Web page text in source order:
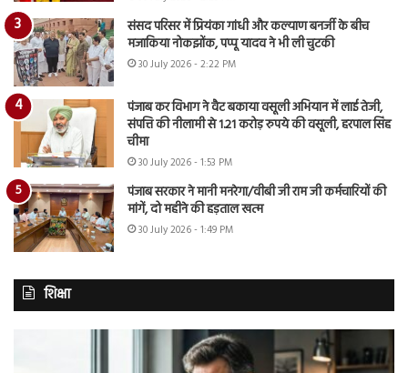
संसद परिसर में प्रियंका गांधी और कल्याण बनर्जी के बीच
मजाकिया नोकझोंक, पप्पू यादव ने भी ली चुटकी
30 July 2026 - 2:22 PM
पंजाब कर विभाग ने वैट बकाया वसूली अभियान में लाई तेजी,
संपत्ति की नीलामी से 1.21 करोड़ रुपये की वसूली, हरपाल सिंह
चीमा
30 July 2026 - 1:53 PM
पंजाब सरकार ने मानी मनरेगा/वीबी जी राम जी कर्मचारियों की
मांगें, दो महीने की हड़ताल खत्म
30 July 2026 - 1:49 PM
शिक्षा